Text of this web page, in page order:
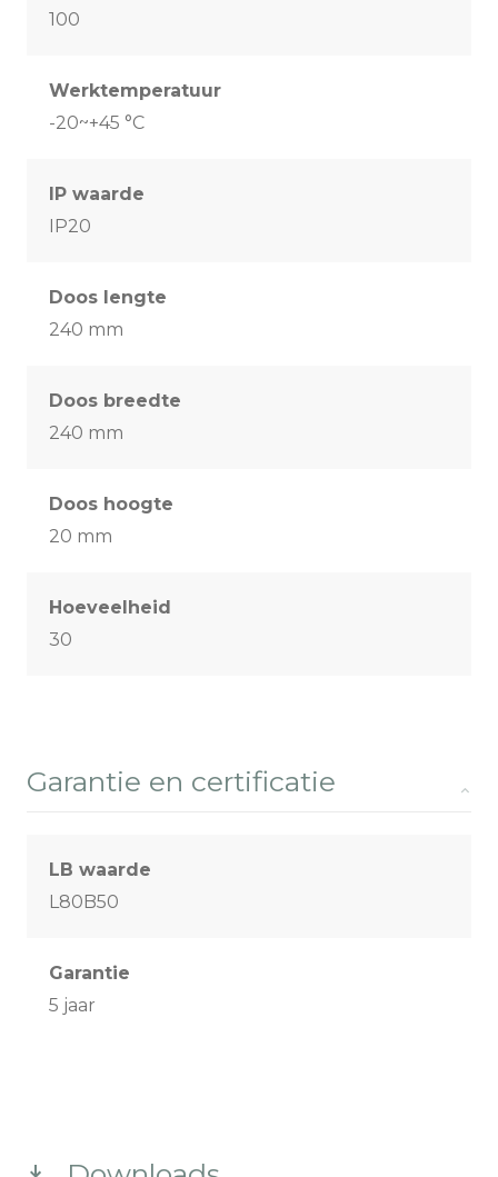
100
Werktemperatuur
-20~+45 °C
IP waarde
IP20
Doos lengte
240 mm
Doos breedte
240 mm
Doos hoogte
20 mm
Hoeveelheid
30
Garantie en certificatie
LB waarde
L80B50
Garantie
5 jaar